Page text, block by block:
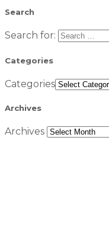
Search
Search for:
Categories
Categories
Archives
Archives